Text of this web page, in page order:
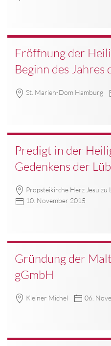
Eröffnung der
Beginn des
St. Marien-Dom Hamburg
Predigt in der
Gedenkens der
Propsteikirche Herz Jesu zu
10. November 2015
Gründung der
gGmbH
Kleiner Michel 06.